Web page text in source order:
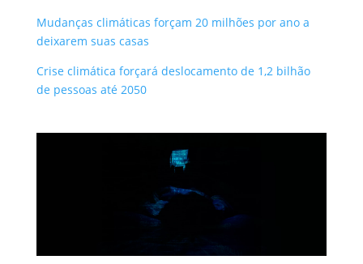
Mudanças climáticas forçam 20 milhões por ano a
deixarem suas casas
Crise climática forçará deslocamento de 1,2 bilhão
de pessoas até 2050